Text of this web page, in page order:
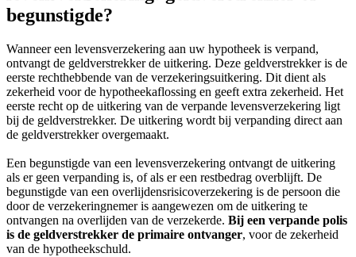
begunstigde?
Wanneer een levensverzekering aan uw hypotheek is verpand,
ontvangt de geldverstrekker de uitkering. Deze geldverstrekker is de
eerste rechthebbende van de verzekeringsuitkering. Dit dient als
zekerheid voor de hypotheekaflossing en geeft extra zekerheid. Het
eerste recht op de uitkering van de verpande levensverzekering ligt
bij de geldverstrekker. De uitkering wordt bij verpanding direct aan
de geldverstrekker overgemaakt.
Een begunstigde van een levensverzekering ontvangt de uitkering
als er geen verpanding is, of als er een restbedrag overblijft. De
begunstigde van een overlijdensrisicoverzekering is de persoon die
door de verzekeringnemer is aangewezen om de uitkering te
ontvangen na overlijden van de verzekerde. Bij een verpande polis
is de geldverstrekker de primaire ontvanger, voor de zekerheid
van de hypotheekschuld.